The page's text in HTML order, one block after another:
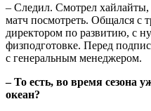
– Следил. Смотрел
матч посмотреть. Общался с
директором по развитию, с
физподготовке. Перед
с генеральным менеджером.
– То есть, во время сезона
океан?